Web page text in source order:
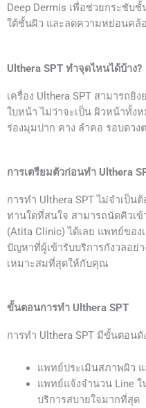
Deep Dermis เพื่อช่วยกระชับ
ใต้ชั้นผิว และลดความหย่อนคล้
Ulthera SPT ทำจุดไหนได้บ้าง?
เครื่อง Ulthera SPT สามารถยิ
ใบหน้า ไม่ว่าจะเป็น ผิวหน้าทั้ง
ร่องมุมปาก คาง ลำคอ รอบดวง
การเตรียมตัวก่อนทำ Ulthera
การทำ Ulthera SPT ไม่จำเป็น
ท่านใดที่สนใจ สามารถนัดคิวเ
(Atita Clinic) ได้เลย แพทย์ขอ
ปัญหาที่ผู้เข้ารับบริการกังวลอย่
เหมาะสมที่สุดให้กับคุณ
ขั้นตอนการทำ Ulthera SPT
การทำ Ulthera SPT มีขั้นตอนดั
แพทย์ประเมินสภาพผิว
แพทย์แจ้งจำนวน Line ใ
บริการสบายใจมากที่สุด